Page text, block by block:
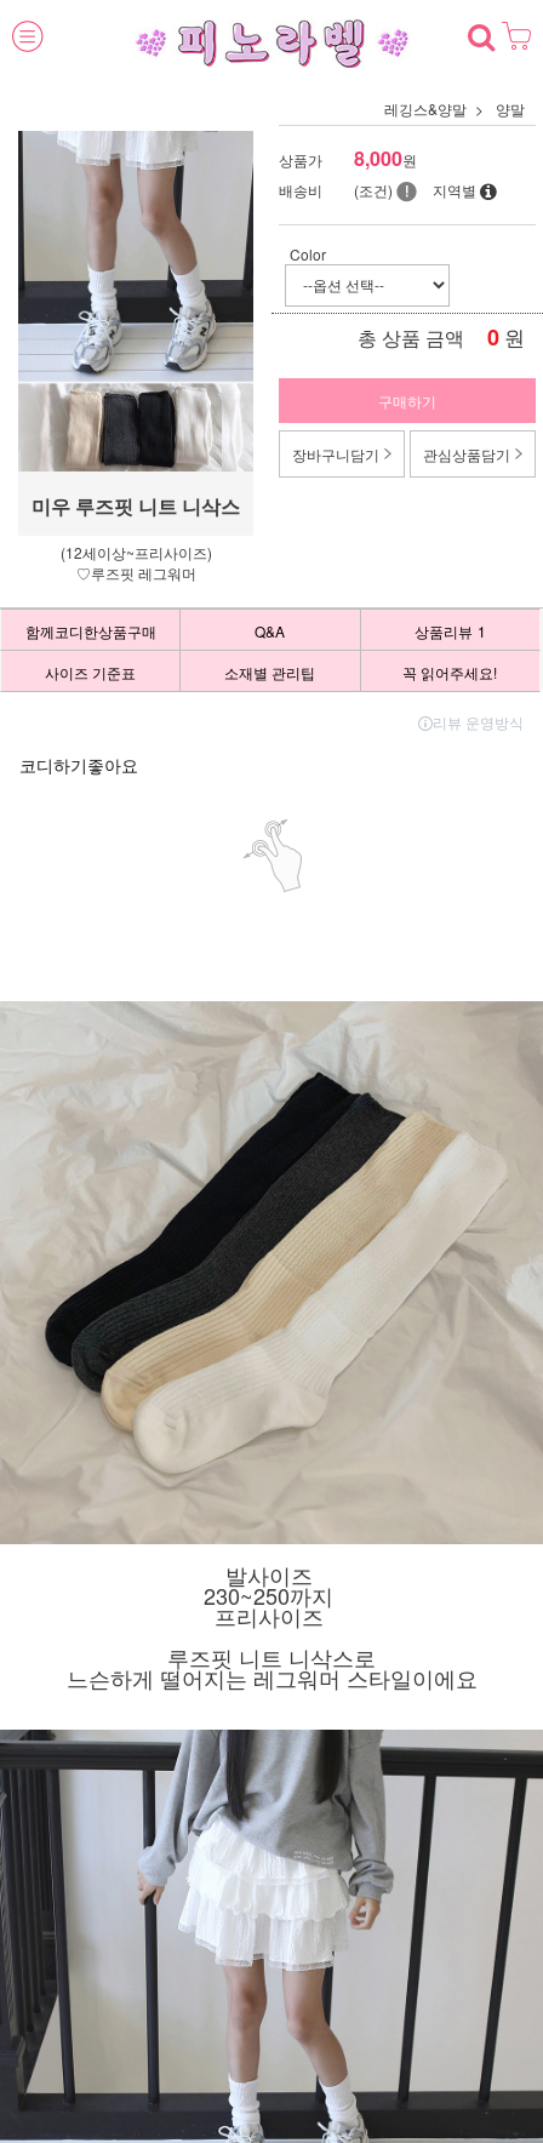
레깅스&양말 양말
미우 루즈핏 니트 니삭스
(12세이상~프리사이즈)
♡루즈핏 레그워머
상품가 8,000원
배송비
(조건) 지역별
Color
총 상품 금액 0 원
구매하기
장바구니담기 관심상품담기
함께코디한상품구매 Q&A 상품리뷰 1
사이즈 기준표
소재별 관리팁 꼭 읽어주세요!
발사이즈
230~250까지
프리사이즈
루즈핏 니트 니삭스로
느슨하게 떨어지는 레그워머 스타일이에요